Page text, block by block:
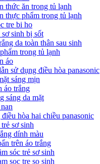
thức ăn trong tủ lạnh
thực phẩm trong tủ lạnh
tre bi ho
sinh bị sốt
da toàn thân sau sinh
trong tủ lạnh
áo
sử dụng điều hòa panasonic
sáng mịn
áo trắng
sáng da mặt
hòa hai chiều panasonic
sơ sinh
dính màu
trên áo trắng
sóc trẻ sơ sinh
soc tre so sinh